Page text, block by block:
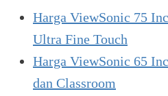
Harga ViewSonic 75
Ultra Fine Touch
Harga ViewSonic 65
dan Classroom